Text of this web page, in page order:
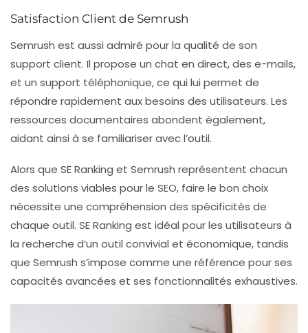
Satisfaction Client de Semrush
Semrush est aussi admiré pour la qualité de son
support client. Il propose un chat en direct, des e-mails,
et un support téléphonique, ce qui lui permet de
répondre rapidement aux besoins des utilisateurs. Les
ressources documentaires abondent également,
aidant ainsi à se familiariser avec l’outil.
Alors que SE Ranking et Semrush représentent chacun
des solutions viables pour le SEO, faire le bon choix
nécessite une compréhension des spécificités de
chaque outil. SE Ranking est idéal pour les utilisateurs à
la recherche d’un outil convivial et économique, tandis
que Semrush s’impose comme une référence pour ses
capacités avancées et ses fonctionnalités exhaustives.